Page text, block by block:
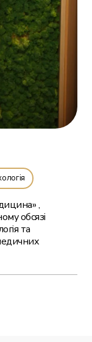
,
обсязі
та